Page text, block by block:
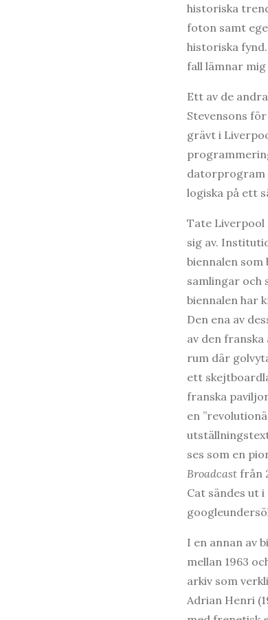
historiska
foton samt
historiska
fall lämnar
Ett av de
Stevensons
grävt i
datorprogram
logiska på ett
Tate Liverpool
sig av.
biennalen som
samlingar och
biennalen har
Den ena av
av den
rum där
ett
franska
en
ses som en
Broadcast från
Cat sändes ut
I en annan av
mellan 1963
arkiv som
Adrian Henri